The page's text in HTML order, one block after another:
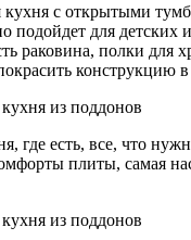
кухня с открытыми
подойдет для детских
раковина, полки для
конструкцию
где есть, все, что
плиты, самая